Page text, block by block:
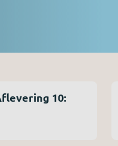
10: